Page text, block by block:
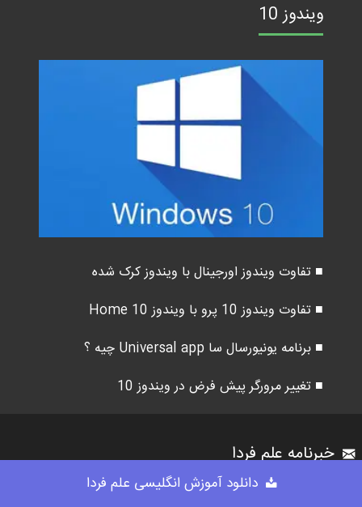
ویندوز 10
■ تفاوت ویندوز اورجینال با ویندوز کرک شده
■ تفاوت ویندوز 10 پرو با ویندوز 10 Home
■ برنامه یونیورسال سا Universal app چیه ؟
■ تغییر مرورگر پیش فرض در ویندوز 10
خبرنامه علم فردا
دانلود آموزش انگلیسی علم فردا